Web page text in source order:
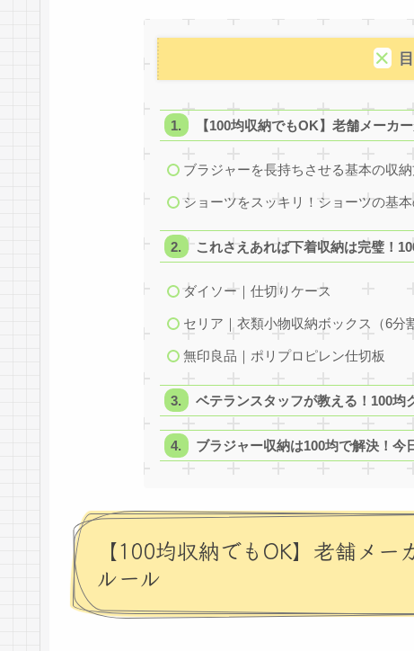
【100均収納でもOK】老舗メーカ
ブラジャーを長持ちさせる基本の収
ショーツをスッキリ！ショーツの基
これさえあれば下着収納は完璧！
ダイソー｜仕切りケース
セリア｜衣類小物収納ボックス（6分
無印良品｜ポリプロピレン仕切板
ベテランスタッフが教える！100均
ブラジャー収納は100均で解決！今
【100均収納でもOK】老舗メ
ルール